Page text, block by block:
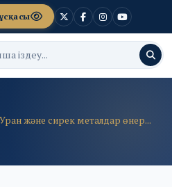
және сирек металдар өнер...